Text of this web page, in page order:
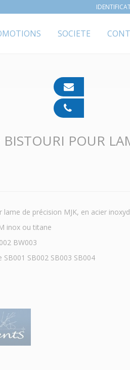
SOCIETE
POUR
de précision MJK, en acier
inox ou titane
BW003
SB002 SB003 SB004
pharma.com
91
05
55